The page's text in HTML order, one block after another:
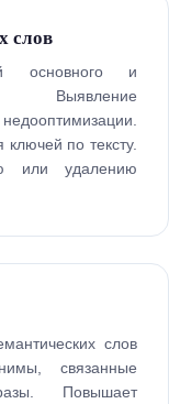
слов
основного и
Выявление
ключей по тексту.
или удалению
слов
связанные
Повышает